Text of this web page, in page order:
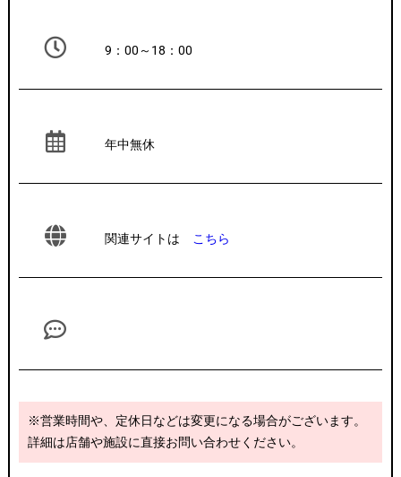
9：00～18：00
年中無休
関連サイトは こちら
※営業時間や、定休日などは変更になる場合がございます。
詳細は店舗や施設に直接お問い合わせください。